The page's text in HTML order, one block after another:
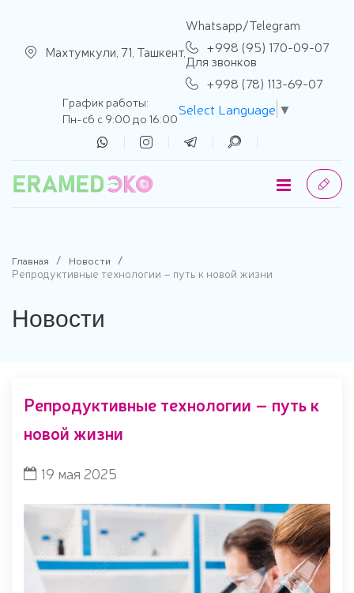
Махтумкули, 71, Ташкент,
Whatsapp/Telegram
+998 (95) 170-09-07
Для звонков
+998 (78) 113-69-07
График работы:
Пн-сб с 9:00 до 16:00
Select Language ▼
Главная Новости
Репродуктивные технологии – путь к новой жизни
Новости
Репродуктивные технологии – путь к
новой жизни
19 мая 2025